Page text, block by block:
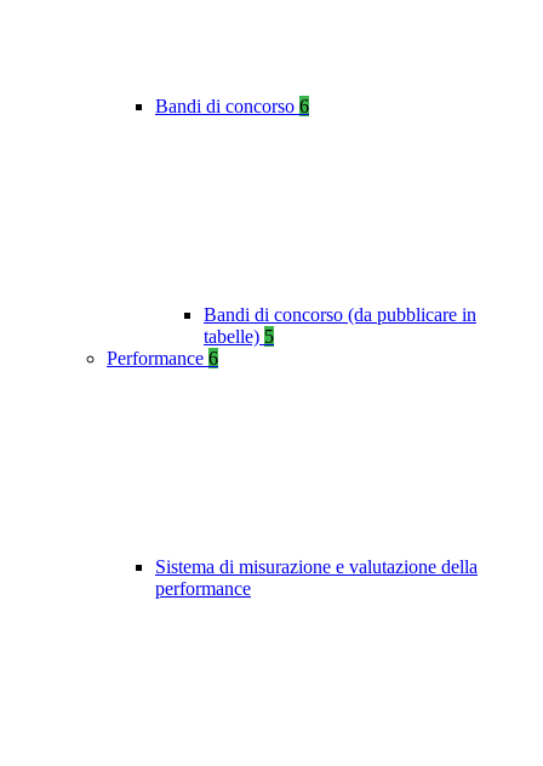
Bandi di concorso 6
Bandi di concorso (da pubblicare in
tabelle) 5
Performance 6
Sistema di misurazione e valutazione della
performance